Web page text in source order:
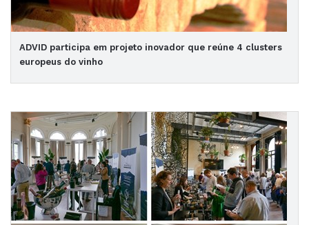
ADVID participa em projeto inovador que reúne 4 clusters
europeus do vinho